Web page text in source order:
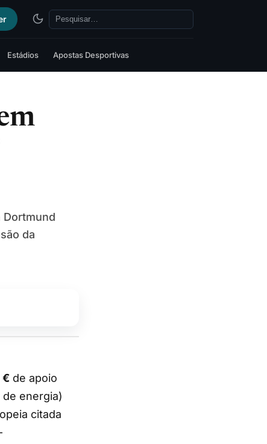
Estádios Apostas Desportivas
da
€ de apoio
energia)
citada